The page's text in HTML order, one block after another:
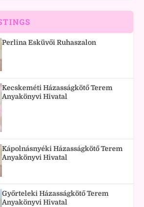
Perlina Esküvői Ruhaszalon
Kecskeméti Házasságkötő Terem
Anyakönyvi Hivatal
Kápolnásnyéki Házasságkötő Terem
Anyakönyvi Hivatal
Győrteleki Házasságkötő Terem
Anyakönyvi Hivatal